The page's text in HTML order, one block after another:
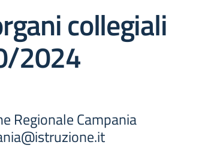
collegiali
2024
Regionale Campania